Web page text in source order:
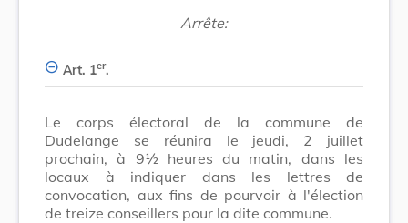
Arrête:
Art. 1er.
Le corps électoral de la commune de
Dudelange se réunira le jeudi, 2 juillet
prochain, à 9½ heures du matin, dans les
locaux à indiquer dans les lettres de
convocation, aux fins de pourvoir à l'élection
de treize conseillers pour la dite commune.